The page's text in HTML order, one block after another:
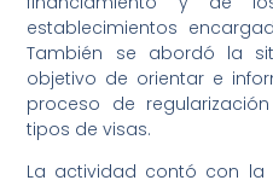
establecimientos
También se abordó la
objetivo de orientar e
proceso de
tipos de visas.
La actividad contó con la